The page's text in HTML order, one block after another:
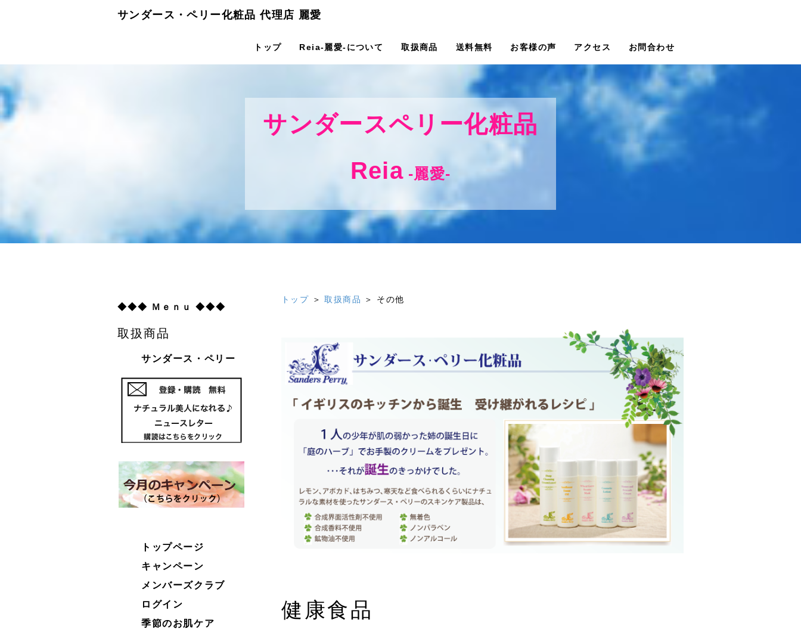
サンダース・ペリー化粧品 代理店 麗愛
トップ Reia-麗愛-について 取扱商品 送料無料 お客様の声 アクセス お問合わせ
サンダースペリー化粧品
Reia -麗愛-
トップ ＞取扱商品 ＞ その他
健康食品
◆◆◆ Ｍｅｎｕ ◆◆◆
取扱商品
サンダース・ペリー
トップページ
キャンペーン
メンバーズクラブ
ログイン
季節のお肌ケア